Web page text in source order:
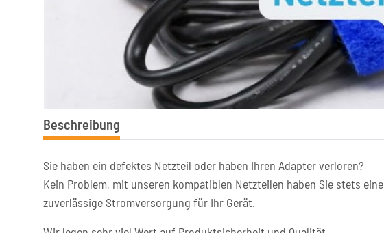
Beschreibung
Sie haben ein defektes Netzteil oder haben Ihren Adapter verloren?
Kein Problem, mit unseren kompatiblen Netzteilen haben Sie stets eine
zuverlässige Stromversorgung für Ihr Gerät.